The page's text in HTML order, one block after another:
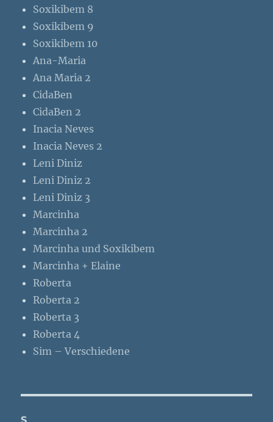
Soxikibem 8
Soxikibem 9
Soxikibem 10
Ana-Maria
Ana Maria 2
CidaBen
CidaBen 2
Inacia Neves
Inacia Neves 2
Leni Diniz
Leni Diniz 2
Leni Diniz 3
Marcinha
Marcinha 2
Marcinha und Soxikibem
Marcinha + Elaine
Roberta
Roberta 2
Roberta 3
Roberta 4
Sim – Verschiedene